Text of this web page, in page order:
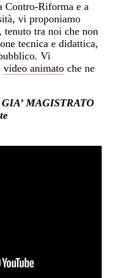
Contro-Riforma e a
vi proponiamo
tra noi che non
tecnica e didattica,
Vi
video animato che ne
MAGISTRATO